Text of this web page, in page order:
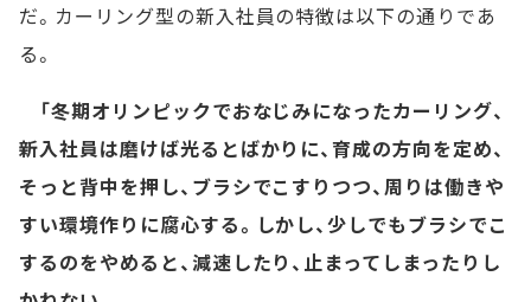
だ。カーリング型の新入社員の特徴は以下の通りであ
る。
「冬期オリンピックでおなじみになったカーリング、
新入社員は磨けば光るとばかりに、育成の方向を定め、
そっと背中を押し、ブラシでこすりつつ、周りは働きや
すい環境作りに腐心する。しかし、少しでもブラシでこ
するのをやめると、減速したり、止まってしまったりし